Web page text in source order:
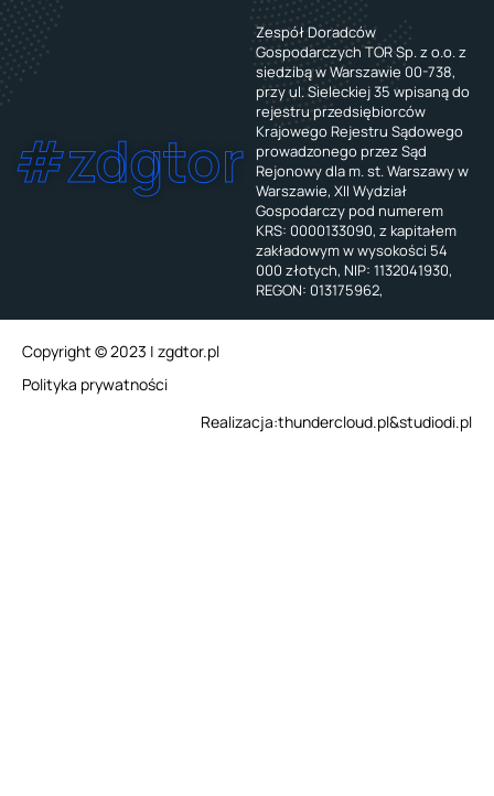
#zdgtor
Zespół Doradców
Gospodarczych TOR Sp. z o.o. z
siedzibą w Warszawie 00-738,
przy ul. Sieleckiej 35 wpisaną do
rejestru przedsiębiorców
Krajowego Rejestru Sądowego
prowadzonego przez Sąd
Rejonowy dla m. st. Warszawy w
Warszawie, XII Wydział
Gospodarczy pod numerem
KRS: 0000133090, z kapitałem
zakładowym w wysokości 54
000 złotych, NIP: 1132041930,
REGON: 013175962,
Copyright © 2023 | zgdtor.pl
Polityka prywatności
studiodi.pl
&
thundercloud.pl
Realizacja: